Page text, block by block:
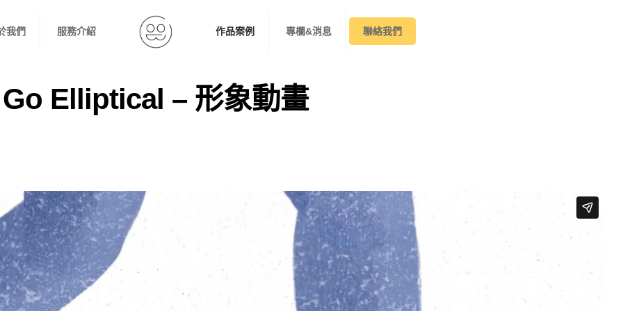
我們 服務介紹 作品案例 專欄&消息 聯絡我們
Go Elliptical – 形象動畫